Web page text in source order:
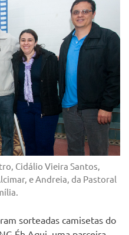
Cidálio Vieira Santos,
e Andreia, da Pastoral
sorteadas camisetas do